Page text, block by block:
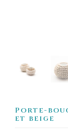
Porte-
et beige